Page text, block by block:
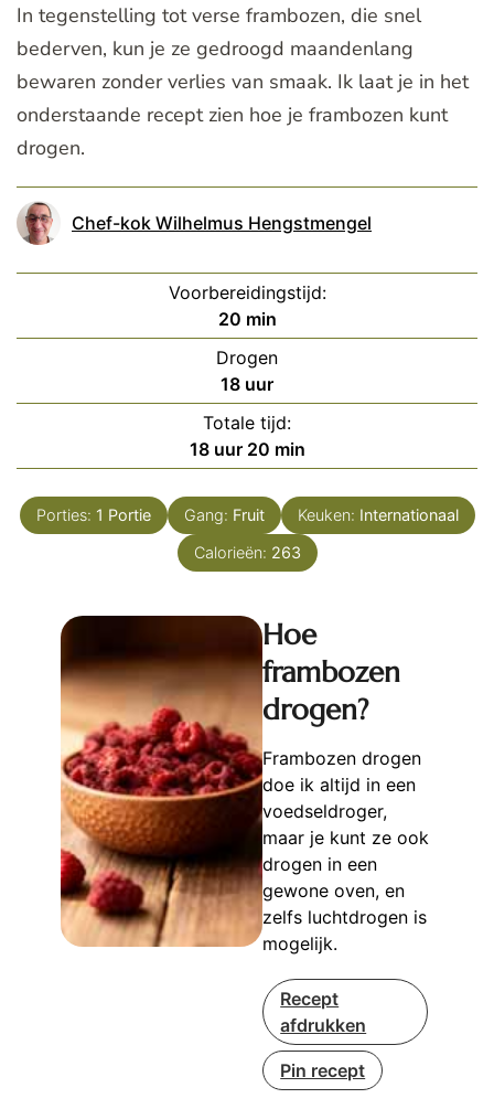
In tegenstelling tot verse frambozen, die snel
bederven, kun je ze gedroogd maandenlang
bewaren zonder verlies van smaak. Ik laat je in het
onderstaande recept zien hoe je frambozen kunt
drogen.
Chef-kok Wilhelmus Hengstmengel
Voorbereidingstijd:
20minuten
min
Drogen
18uur
uur
Totale tijd:
18uur
uur 20minuten
min
Porties: 1 Portie Gang: Fruit Keuken: Internationaal
Calorieën: 263
Hoe
frambozen
drogen?
Frambozen drogen
doe ik altijd in een
voedseldroger,
maar je kunt ze ook
drogen in een
gewone oven, en
zelfs luchtdrogen is
mogelijk.
Recept
afdrukken
Pin recept